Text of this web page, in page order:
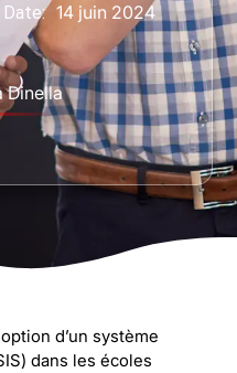
Date: 14 juin 2024
Dinella
d’un système
dans les écoles